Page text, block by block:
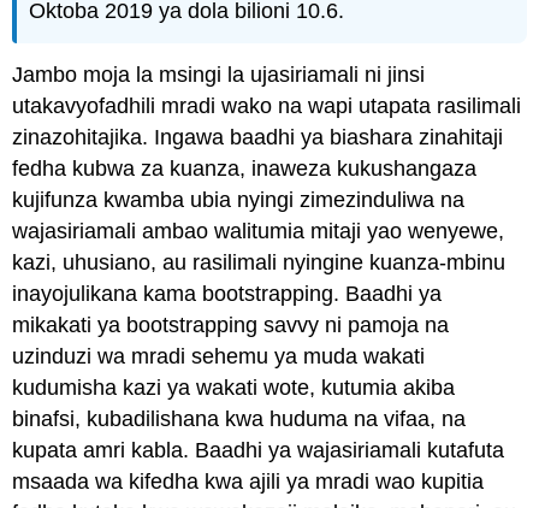
Oktoba 2019 ya dola bilioni 10.6.
Jambo moja la msingi la ujasiriamali ni jinsi
utakavyofadhili mradi wako na wapi utapata rasilimali
zinazohitajika. Ingawa baadhi ya biashara zinahitaji
fedha kubwa za kuanza, inaweza kukushangaza
kujifunza kwamba ubia nyingi zimezinduliwa na
wajasiriamali ambao walitumia mitaji yao wenyewe,
kazi, uhusiano, au rasilimali nyingine kuanza-mbinu
inayojulikana kama bootstrapping. Baadhi ya
mikakati ya bootstrapping savvy ni pamoja na
uzinduzi wa mradi sehemu ya muda wakati
kudumisha kazi ya wakati wote, kutumia akiba
binafsi, kubadilishana kwa huduma na vifaa, na
kupata amri kabla. Baadhi ya wajasiriamali kutafuta
msaada wa kifedha kwa ajili ya mradi wao kupitia